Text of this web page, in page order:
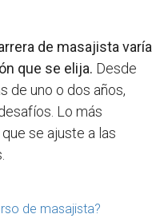
de masajista varía
que se elija. Desde
de uno o dos años,
Lo más
se ajuste a las
de masajista?